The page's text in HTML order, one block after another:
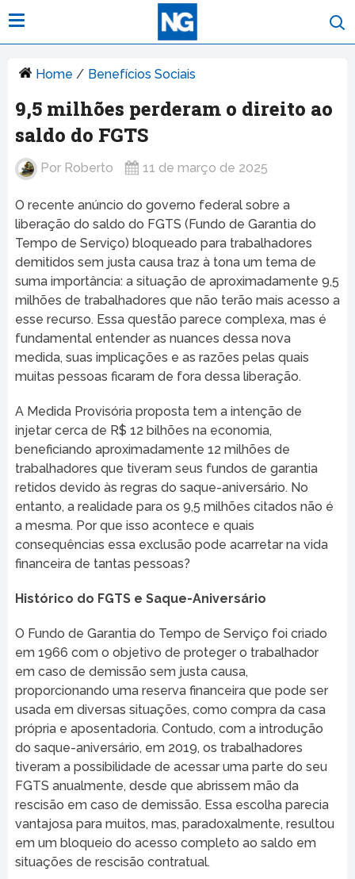
Home / Benefícios Sociais
9,5 milhões perderam o direito ao
saldo do FGTS
Por Roberto 11 de março de 2025
O recente anúncio do governo federal sobre a
liberação do saldo do FGTS (Fundo de Garantia do
Tempo de Serviço) bloqueado para trabalhadores
demitidos sem justa causa traz à tona um tema de
suma importância: a situação de aproximadamente 9,5
milhões de trabalhadores que não terão mais acesso a
esse recurso. Essa questão parece complexa, mas é
fundamental entender as nuances dessa nova
medida, suas implicações e as razões pelas quais
muitas pessoas ficaram de fora dessa liberação.
A Medida Provisória proposta tem a intenção de
injetar cerca de R$ 12 bilhões na economia,
beneficiando aproximadamente 12 milhões de
trabalhadores que tiveram seus fundos de garantia
retidos devido às regras do saque-aniversário. No
entanto, a realidade para os 9,5 milhões citados não é
a mesma. Por que isso acontece e quais
consequências essa exclusão pode acarretar na vida
financeira de tantas pessoas?
Histórico do FGTS e Saque-Aniversário
O Fundo de Garantia do Tempo de Serviço foi criado
em 1966 com o objetivo de proteger o trabalhador
em caso de demissão sem justa causa,
proporcionando uma reserva financeira que pode ser
usada em diversas situações, como compra da casa
própria e aposentadoria. Contudo, com a introdução
do saque-aniversário, em 2019, os trabalhadores
tiveram a possibilidade de acessar uma parte do seu
FGTS anualmente, desde que abrissem mão da
rescisão em caso de demissão. Essa escolha parecia
vantajosa para muitos, mas, paradoxalmente, resultou
em um bloqueio do acesso completo ao saldo em
situações de rescisão contratual.